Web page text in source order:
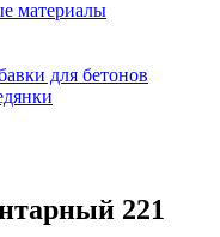
материалы
для бетонов
221